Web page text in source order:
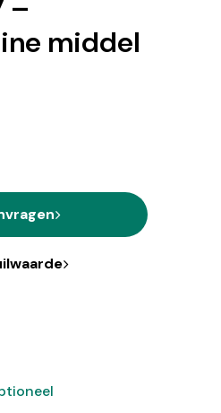
–
middel